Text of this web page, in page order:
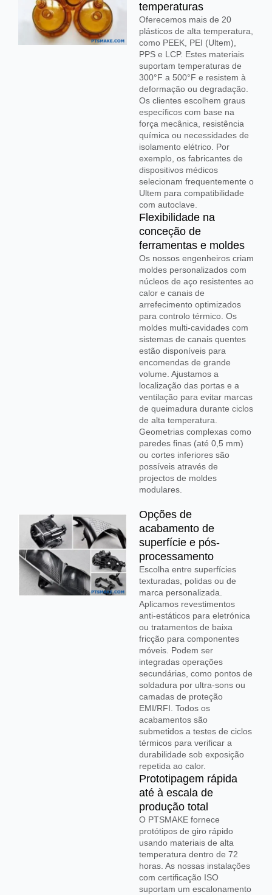
temperaturas
Oferecemos mais de 20
plásticos de alta temperatura,
como PEEK, PEI (Ultem),
PPS e LCP. Estes materiais
suportam temperaturas de
300°F a 500°F e resistem à
deformação ou degradação.
Os clientes escolhem graus
específicos com base na
força mecânica, resistência
química ou necessidades de
isolamento elétrico. Por
exemplo, os fabricantes de
dispositivos médicos
selecionam frequentemente o
Ultem para compatibilidade
com autoclave.
Flexibilidade na
conceção de
ferramentas e moldes
Os nossos engenheiros criam
moldes personalizados com
núcleos de aço resistentes ao
calor e canais de
arrefecimento optimizados
para controlo térmico. Os
moldes multi-cavidades com
sistemas de canais quentes
estão disponíveis para
encomendas de grande
volume. Ajustamos a
localização das portas e a
ventilação para evitar marcas
de queimadura durante ciclos
de alta temperatura.
Geometrias complexas como
paredes finas (até 0,5 mm)
ou cortes inferiores são
possíveis através de
projectos de moldes
modulares.
Opções de
acabamento de
superfície e pós-
processamento
Escolha entre superfícies
texturadas, polidas ou de
marca personalizada.
Aplicamos revestimentos
anti-estáticos para eletrónica
ou tratamentos de baixa
fricção para componentes
móveis. Podem ser
integradas operações
secundárias, como pontos de
soldadura por ultra-sons ou
camadas de proteção
EMI/RFI. Todos os
acabamentos são
submetidos a testes de ciclos
térmicos para verificar a
durabilidade sob exposição
repetida ao calor.
Prototipagem rápida
até à escala de
produção total
O PTSMAKE fornece
protótipos de giro rápido
usando materiais de alta
temperatura dentro de 72
horas. As nossas instalações
com certificação ISO
suportam um escalonamento